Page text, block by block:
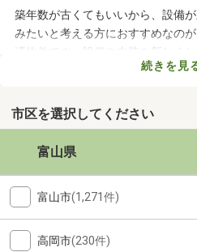
築年数が古くてもいいから、設備
みたいと考える方におすすめなの
済物件です。設備や内装を新しく
りに変えているなど、住みやすさ
べて、気になるお部屋を見つけまし
続きを見
市区を選択してください
富山県
富山市(1,271件)
高岡市(230件)